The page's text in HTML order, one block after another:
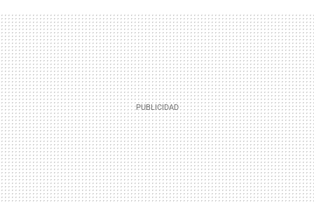
MAIL